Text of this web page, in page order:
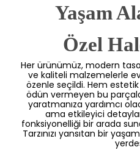
Yaşam
Özel
Her ürünümüz, modern
ve kaliteli malzemelerle
özenle seçildi. Hem
ödün vermeyen bu
yaratmanıza yardımcı
ama etkileyici
fonksiyonelliği bir arada
Tarzınızı yansıtan bir